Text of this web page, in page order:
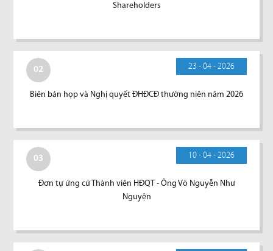
Shareholders
02 23 - 04 - 2026
Biên bản họp và Nghị quyết ĐHĐCĐ thường niên năm 2026
03 10 - 04 - 2026
Đơn tự ứng cử Thành viên HĐQT - Ông Võ Nguyễn Như
Nguyện